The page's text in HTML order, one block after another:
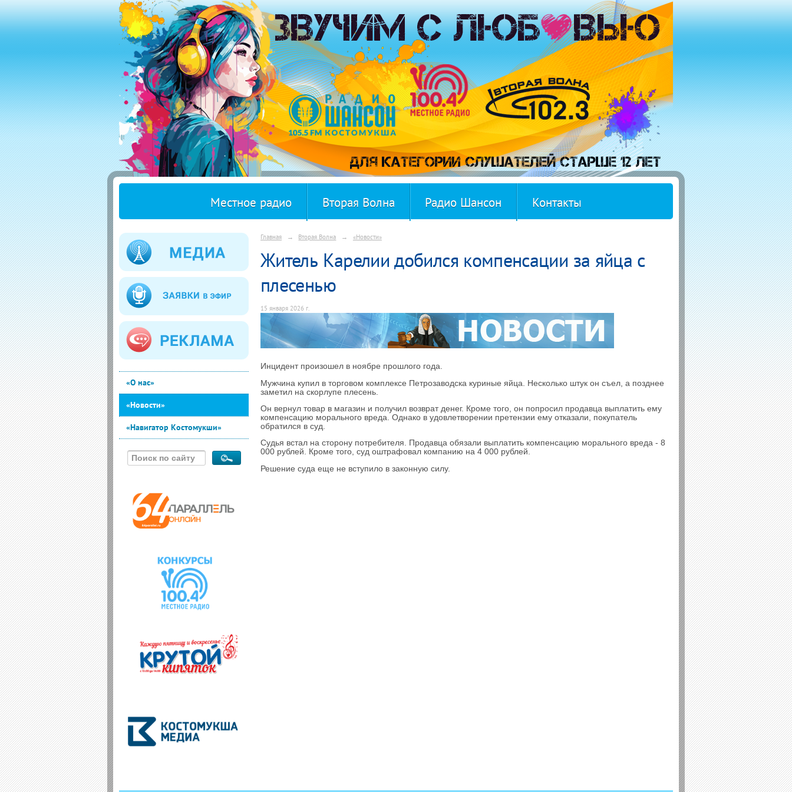
Местное радио Вторая Волна Радио Шансон Контакты
«О нас»
«Новости»
«Навигатор Костомукши»
Главная → Вторая Волна → «Новости»
Житель Карелии добился компенсации за яйца с
плесенью
15 января 2026 г.
Инцидент произошел в ноябре прошлого года.
Мужчина купил в торговом комплексе Петрозаводска куриные яйца. Несколько штук он съел, а позднее
заметил на скорлупе плесень.
Он вернул товар в магазин и получил возврат денег. Кроме того, он попросил продавца выплатить ему
компенсацию морального вреда. Однако в удовлетворении претензии ему отказали, покупатель
обратился в суд.
Судья встал на сторону потребителя. Продавца обязали выплатить компенсацию морального вреда - 8
000 рублей. Кроме того, суд оштрафовал компанию на 4 000 рублей.
Решение суда еще не вступило в законную силу.